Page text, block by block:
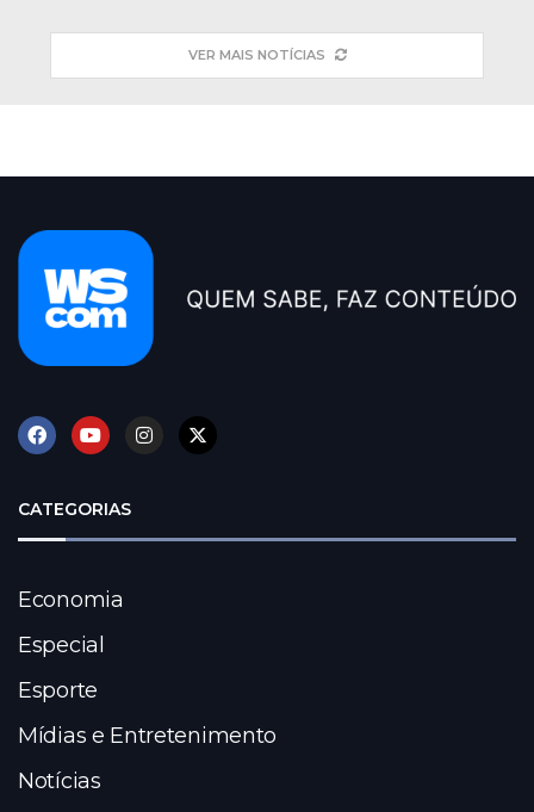
VER MAIS NOTÍCIAS
CATEGORIAS
Economia
Especial
Esporte
Mídias e Entretenimento
Notícias